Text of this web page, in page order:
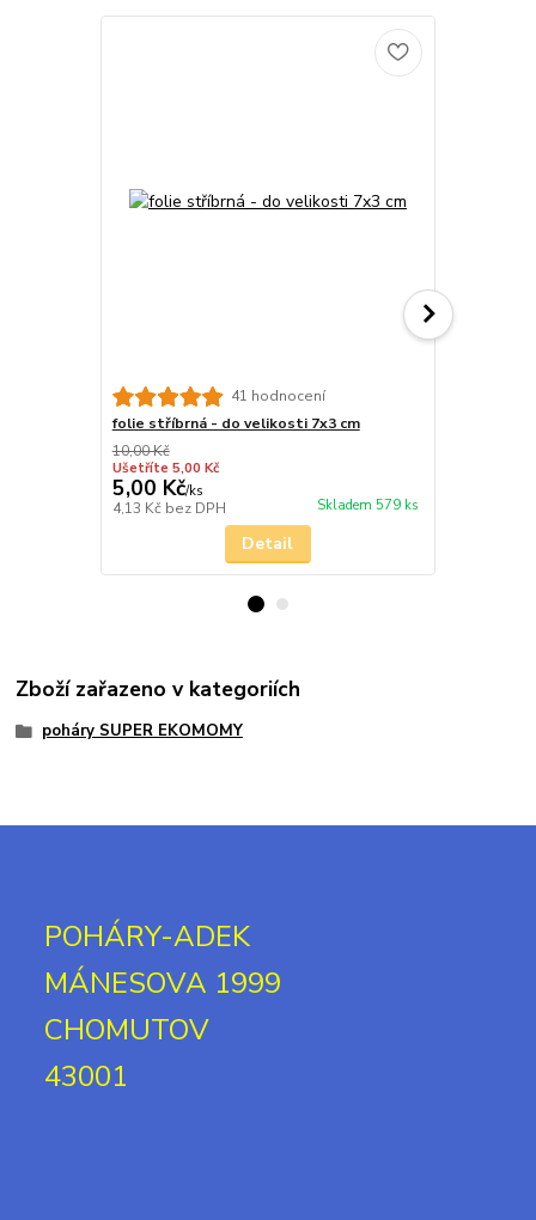
41 hodnocení
folie stříbrná - do velikosti 7x3 cm
10,00 Kč
Ušetříte 5,00 Kč
5,00 Kč/ks
4,13 Kč bez DPH Skladem 579 ks
Detail
Zboží zařazeno v kategoriích
poháry SUPER EKOMOMY
POHÁRY-ADEK
MÁNESOVA 1999
CHOMUTOV
43001